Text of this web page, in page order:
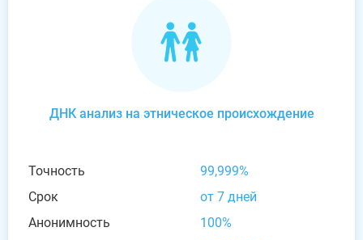
ДНК анализ на этническое происхождение
Точность
99,999%
Срок
от 7 дней
Анонимность
100%